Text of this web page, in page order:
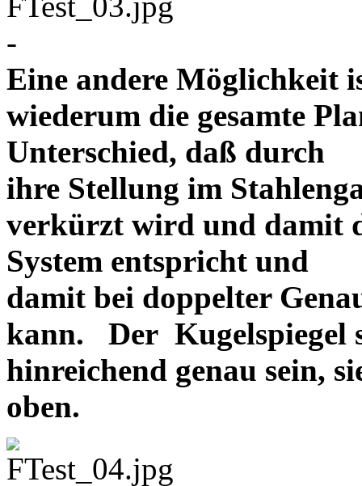
-
Eine andere Möglichkeit
wiederum die gesamte
Unterschied, daß durch
ihre Stellung im
verkürzt wird und damit
System entspricht und
damit bei doppelter
kann. Der Kugelspiegel
hinreichend genau sein,
oben.